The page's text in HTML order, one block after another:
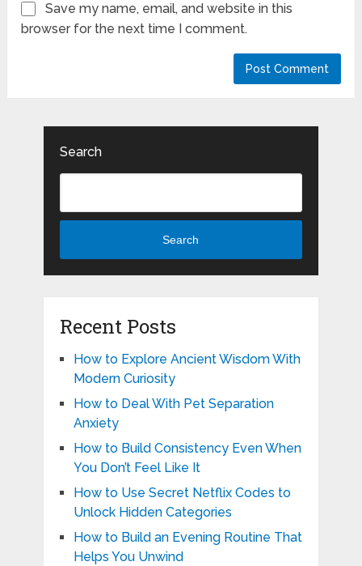
Save my name, email, and website in this
browser for the next time I comment.
Search
Search
Recent Posts
How to Explore Ancient Wisdom With
Modern Curiosity
How to Deal With Pet Separation
Anxiety
How to Build Consistency Even When
You Don’t Feel Like It
How to Use Secret Netflix Codes to
Unlock Hidden Categories
How to Build an Evening Routine That
Helps You Unwind